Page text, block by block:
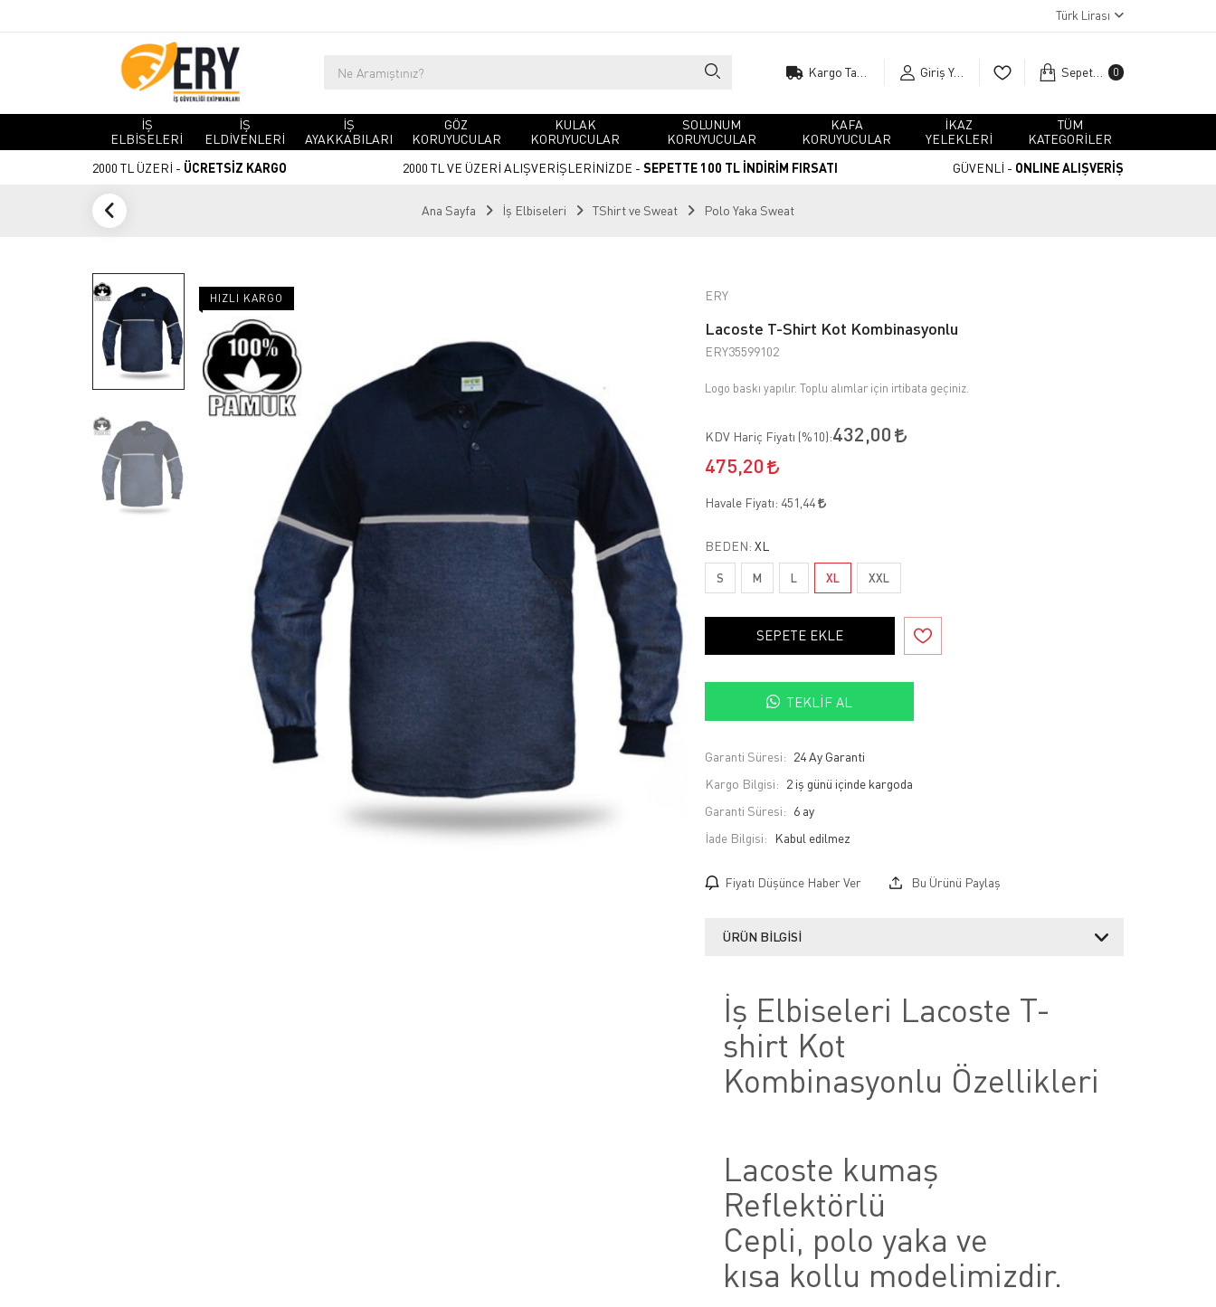
Türk Lirası
Giriş Yap Sepetim 0
İŞ
ELBİSELERİ
İŞ
ELDİVENLERİ
İŞ
AYAKKABILARI
GÖZ
KORUYUCULAR
KULAK
KORUYUCULAR
SOLUNUM
KORUYUCULAR
KAFA
KORUYUCULAR
İKAZ
YELEKLERİ
TÜM
KATEGORİLER
2000 TL ÜZERİ - ÜCRETSİZ KARGO 2000 TL VE ÜZERİ ALIŞVERİŞLERİNİZDE - SEPETTE 100 TL İNDİRİM FIRSATI GÜVENLİ - ONLINE ALIŞVERİŞ
Ana Sayfa İş Elbiseleri TShirt ve Sweat Polo Yaka Sweat
HIZLI KARGO ERY
Lacoste T-Shirt Kot Kombinasyonlu
ERY35599102
Logo baskı yapılır. Toplu alımlar için irtibata geçiniz.
KDV Hariç Fiyatı (%10):432,00
475,20
Havale Fiyatı: 451,44
BEDEN: XL
S M L XL XXL
SEPETE EKLE
TEKLIF AL
Garanti Süresi: 24 Ay Garanti
Kargo Bilgisi: 2 iş günü içinde kargoda
Garanti Süresi: 6 ay
İade Bilgisi:
Fiyatı Düşünce Haber Ver Bu Ürünü Paylaş
ÜRÜN BILGISI
İş Elbiseleri Lacoste T-
shirt Kot
Kombinasyonlu Özellikleri
Lacoste kumaş
Reflektörlü
Cepli, polo yaka ve
kısa kollu modelimizdir.